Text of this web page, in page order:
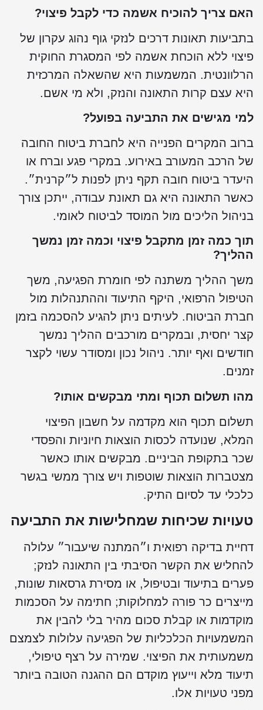
צריך להוכיח אשמה כדי לקבל פיצוי?
תאונות דרכים לנזקי גוף נהוג עקרון של
ללא הוכחת אשמה לפי המסגרת החוקית
המשמעות היא שהשאלה המרכזית
עצם קרות התאונה והנזק, ולא מי אשם.
מגישים את התביעה בפועל?
המקרים הפנייה היא לחברת ביטוח החובה
הרכב המעורב באירוע. במקרי פגע וברח או
ביטוח חובה תקף ניתן לפנות ל״קרנית״.
התאונה היא גם תאונת עבודה, ייתכן צורך
הליכים מול המוסד לביטוח לאומי.
כמה זמן מתקבל פיצוי וכמה זמן נמשך
ההליך משתנה לפי חומרת הפגיעה, משך
הרפואי, היקף התיעוד וההתנהלות מול
הביטוח. לעיתים ניתן להגיע להסכמה בזמן
יחסית, ובמקרים מורכבים ההליך נמשך
ואף יותר. ניהול נכון ומסודר עשוי לקצר
תשלום תכוף ומתי מבקשים אותו?
תכוף הוא מקדמה על חשבון הפיצוי
שנועדה לכסות הוצאות חיוניות והפסדי
בתקופת הביניים. מבקשים אותו כאשר
הוצאות שוטפות ויש צורך ממשי בגשר
עד לסיום התיק.
שכיחות שמחלישות את התביעה
בדיקה רפואית ו״המתנה שיעבור״ עלולה
את הקשר הסיבתי בין התאונה לנזק;
בתיעוד ובטיפול, או מסירת גרסאות שונות,
כר פורה למחלוקות; חתימה על הסכמות
או קבלת סכום מהיר בלי להבין את
הכלכליות של הפגיעה עלולות לצמצם
את הפיצוי. שמירה על רצף טיפולי,
מלא וייעוץ מוקדם הם ההגנה הטובה ביותר
טעויות אלו.